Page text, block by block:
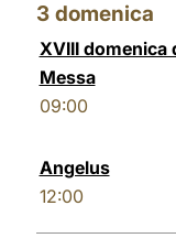
3 domenica
XVIII domenica
Messa
09:00
Angelus
12:00